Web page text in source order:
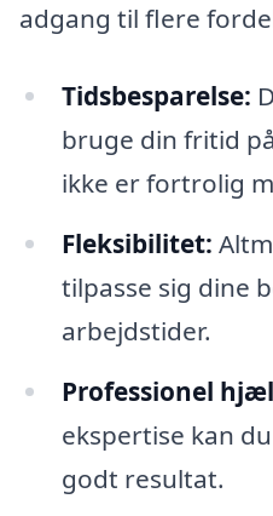
adgang til flere
Tidsbesparelse:
bruge din fritid
ikke er fortrolig
Fleksibilitet:
tilpasse sig dine
arbejdstider.
Professionel
ekspertise kan
godt resultat.